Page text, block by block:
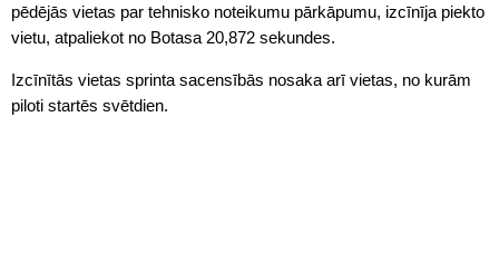
pēdējās vietas par tehnisko noteikumu pārkāpumu, izcīnīja piekto
vietu, atpaliekot no Botasa 20,872 sekundes.
Izcīnītās vietas sprinta sacensībās nosaka arī vietas, no kurām
piloti startēs svētdien.